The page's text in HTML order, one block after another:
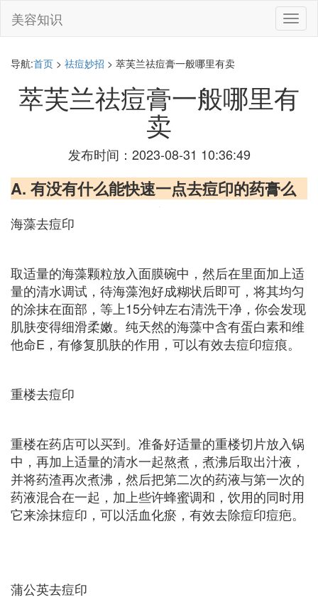
切
换
美容知识
导航:首页 > 祛痘妙招 > 萃芙兰祛痘膏一般哪里有卖
萃芙兰祛痘膏一般哪里有
卖
发布时间：2023-08-31 10:36:49
A. 有没有什么能快速一点去痘印的药膏么
海藻去痘印
取适量的海藻颗粒放入面膜碗中，然后在里面加上适
量的清水调试，待海藻泡好成糊状后即可，将其均匀
的涂抹在面部，等上15分钟左右清洗干净，你会发现
肌肤变得细滑柔嫩。纯天然的海藻中含有蛋白素和维
他命E，有修复肌肤的作用，可以有效去痘印痘痕。
重楼去痘印
重楼在药店可以买到。准备好适量的重楼切片放入锅
中，再加上适量的清水一起熬煮，煮沸后取出汁液，
并将药渣再次煮沸，然后把第二次的药液与第一次的
药液混合在一起，加上些许蜂蜜调和，饮用的同时用
它来涂抹痘印，可以活血化瘀，有效去除痘印痘疤。
蒲公英去痘印